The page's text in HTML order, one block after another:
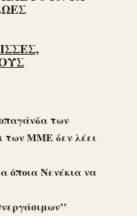
των
των ΜΜΕ δεν λέει
όποια Νενέκια να